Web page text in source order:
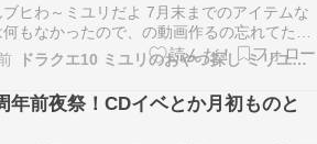
ブヒわ～ミユリだよ 7月末までのアイテムな
何もなかったので、の動画作るの忘れてたブ
今日から8月だねブヒ???? 毎日暑いけど
上がっていこうブヒ！ 人気ブログランキング
1日に更新されたコンテンツですブヒ???? 動
したよ～ 満福ミユリ チャンネル登…
ドラクエ10 ミユリのおやつ探し ミリユナ日記たまにリオ
年前夜祭！CDイベとか月初ものと